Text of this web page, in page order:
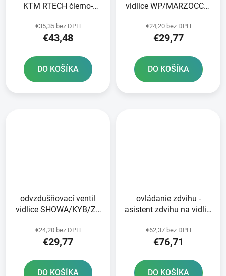
KTM RTECH čierno-
€35,35 bez DPH
€43,48
DO KOŠÍKA
vidlice WP/MARZOCCHI
€24,20 bez DPH
€29,77
DO KOŠÍKA
odvzdušňovací ventil
vidlice SHOWA/KYB/ZF
modrý
€24,20 bez DPH
€29,77
DO KOŠÍKA
ovládanie zdvihu -
asistent zdvihu na vidlici
priemer 64 mm 250-450
YZ/YZF RTECH čierna
€62,37 bez DPH
€76,71
DO KOŠÍKA